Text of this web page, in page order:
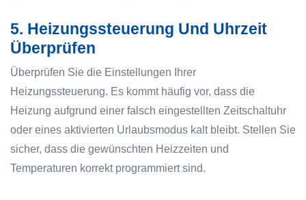
5. Heizungssteuerung Und Uhrzeit
Überprüfen
Überprüfen Sie die Einstellungen Ihrer
Heizungssteuerung. Es kommt häufig vor, dass die
Heizung aufgrund einer falsch eingestellten Zeitschaltuhr
oder eines aktivierten Urlaubsmodus kalt bleibt. Stellen Sie
sicher, dass die gewünschten Heizzeiten und
Temperaturen korrekt programmiert sind.